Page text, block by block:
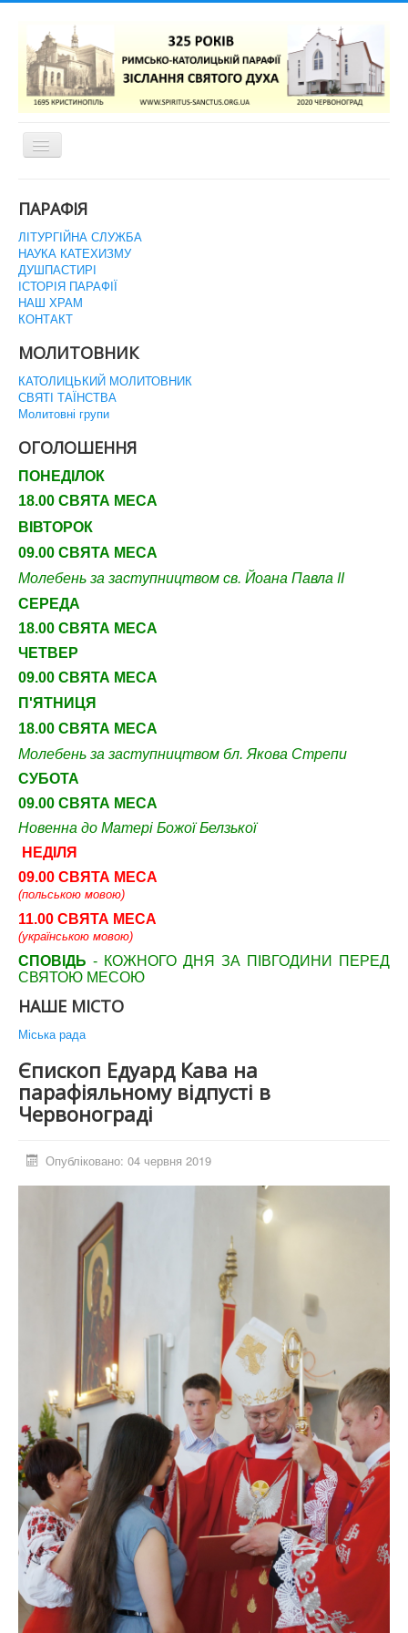
Перемикач
навігації
ПАРАФІЯ
ЛІТУРГІЙНА СЛУЖБА
НАУКА КАТЕХИЗМУ
ДУШПАСТИРІ
ІСТОРІЯ ПАРАФІЇ
НАШ ХРАМ
КОНТАКТ
МОЛИТОВНИК
КАТОЛИЦЬКИЙ МОЛИТОВНИК
СВЯТІ ТАЇНСТВА
Молитовні групи
ОГОЛОШЕННЯ
ПОНЕДІЛОК
18.00 СВЯТА МЕСА
ВІВТОРОК
09.00 СВЯТА МЕСА
Молебень за заступництвом св. Йоана Павла ІІ
СЕРЕДА
18.00 СВЯТА МЕСА
ЧЕТВЕР
09.00 СВЯТА МЕСА
П'ЯТНИЦЯ
18.00 СВЯТА МЕСА
Молебень за заступництвом бл. Якова Стрепи
СУБОТА
09.00 СВЯТА МЕСА
Новенна до Матері Божої Белзької
НЕДІЛЯ
09.00 СВЯТА МЕСА
(польською мовою)
11.00 СВЯТА МЕСА
(українською мовою)
СПОВІДЬ - КОЖНОГО ДНЯ ЗА ПІВГОДИНИ ПЕРЕД
СВЯТОЮ МЕСОЮ
НАШЕ МІСТО
Міська рада
Єпископ Едуард Кава на
парафіяльному відпусті в
Червонограді
Опубліковано: 04 червня 2019